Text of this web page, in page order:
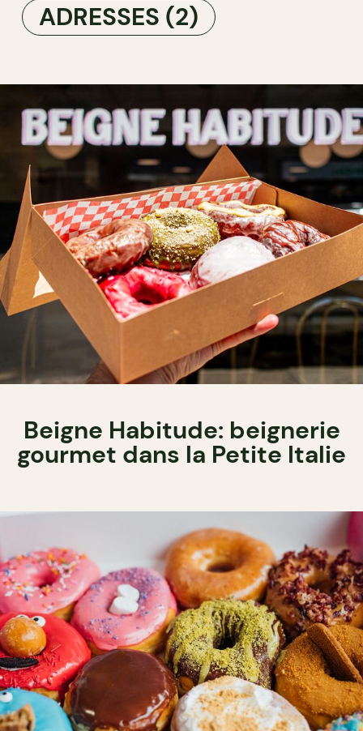
ADRESSES (2)
Beigne Habitude: beignerie
gourmet dans la Petite Italie